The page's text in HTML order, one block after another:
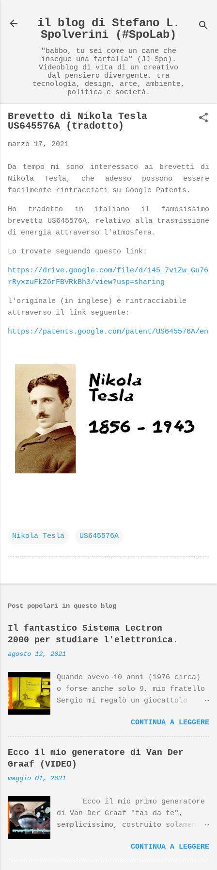
il blog di Stefano L.
Spolverini (#SpoLab)
"babbo, tu sei come un cane che
insegue una farfalla" (JJ-Spo).
Videoblog di vita di un creativo
dal pensiero divergente, tra
tecnologia, design, arte, ambiente,
politica e società.
Brevetto di Nikola Tesla
US645576A (tradotto)
marzo 17, 2021
Da tempo mi sono interessato ai brevetti di
Nikola Tesla, che adesso possono essere
facilmente rintracciati su Google Patents.
Ho tradotto in italiano il famosissimo
brevetto US645576A, relativo alla trasmissione
di energia attraverso l'atmosfera.
Lo trovate seguendo questo link:
https://drive.google.com/file/d/145_7v1Zw_Gu76
rRyxzuFkZ6rFBVRkBh3/view?usp=sharing
l'originale (in inglese) è rintracciabile
attraverso il link seguente:
https://patents.google.com/patent/US645576A/en
Nikola Tesla US645576A
Post popolari in questo blog
Il fantastico Sistema Lectron
2000 per studiare l'elettronica.
agosto 12, 2021
Quando avevo 10 anni (1976 circa)
o forse anche solo 9, mio fratello
Sergio mi regalò un giocattolo
sistema per studiare l'elettronica
giocando. Nato dalla mente
geniale di Georghe Gregor e dal
design di Dieter Rams (top
designer della Braun) questo
prodotto si è meritato negli anni
prodotto Lectron 2000, insieme ad
altri prodotti Braun disegnati da
Dieter Rams, sono esposti al MoMa
su YouTube, ne parlò anni fa
CONTINUA A LEGGERE
Ecco il mio generatore di Van Der
Graaf (VIDEO)
maggio 01, 2021
Ecco il mio primo generatore
di Van Der Graaf "fai da te",
semplicissimo, costruito solamente
per la sfera del collettore
costruita utilizzandodue stampini
CONTINUA A LEGGERE